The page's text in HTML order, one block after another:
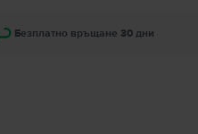
Безплатно връщане 30 дни